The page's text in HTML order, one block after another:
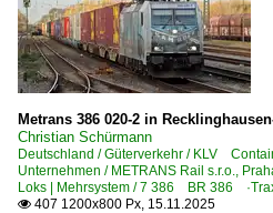
E-Loks | Gleichstrom
7 163 BR 163 ·99E·
E-Loks | Mehrsystem
7 388 BR 388 ·Traxx
Güterverkehr
Metrans 386 020-2 in
Christian Schürmann
Deutschland / Güterverkehr / KLV
Unternehmen / METRANS Rail s.r.o.,
Loks | Mehrsystem / 7 386 BR 386
 407 1200x800 Px, 15.11.2025